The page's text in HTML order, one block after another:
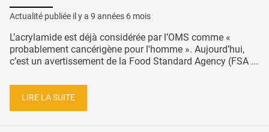
Actualité publiée il y a 9 années 6 mois
L’acrylamide est déjà considérée par l’OMS comme «
probablement cancérigène pour l'homme ». Aujourd’hui,
c’est un avertissement de la Food Standard Agency (FSA ...
LIRE LA SUITE